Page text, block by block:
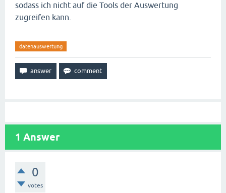
sodass ich nicht auf die Tools der Auswertung
zugreifen kann.
datenauswertung
1 Answer
0
votes